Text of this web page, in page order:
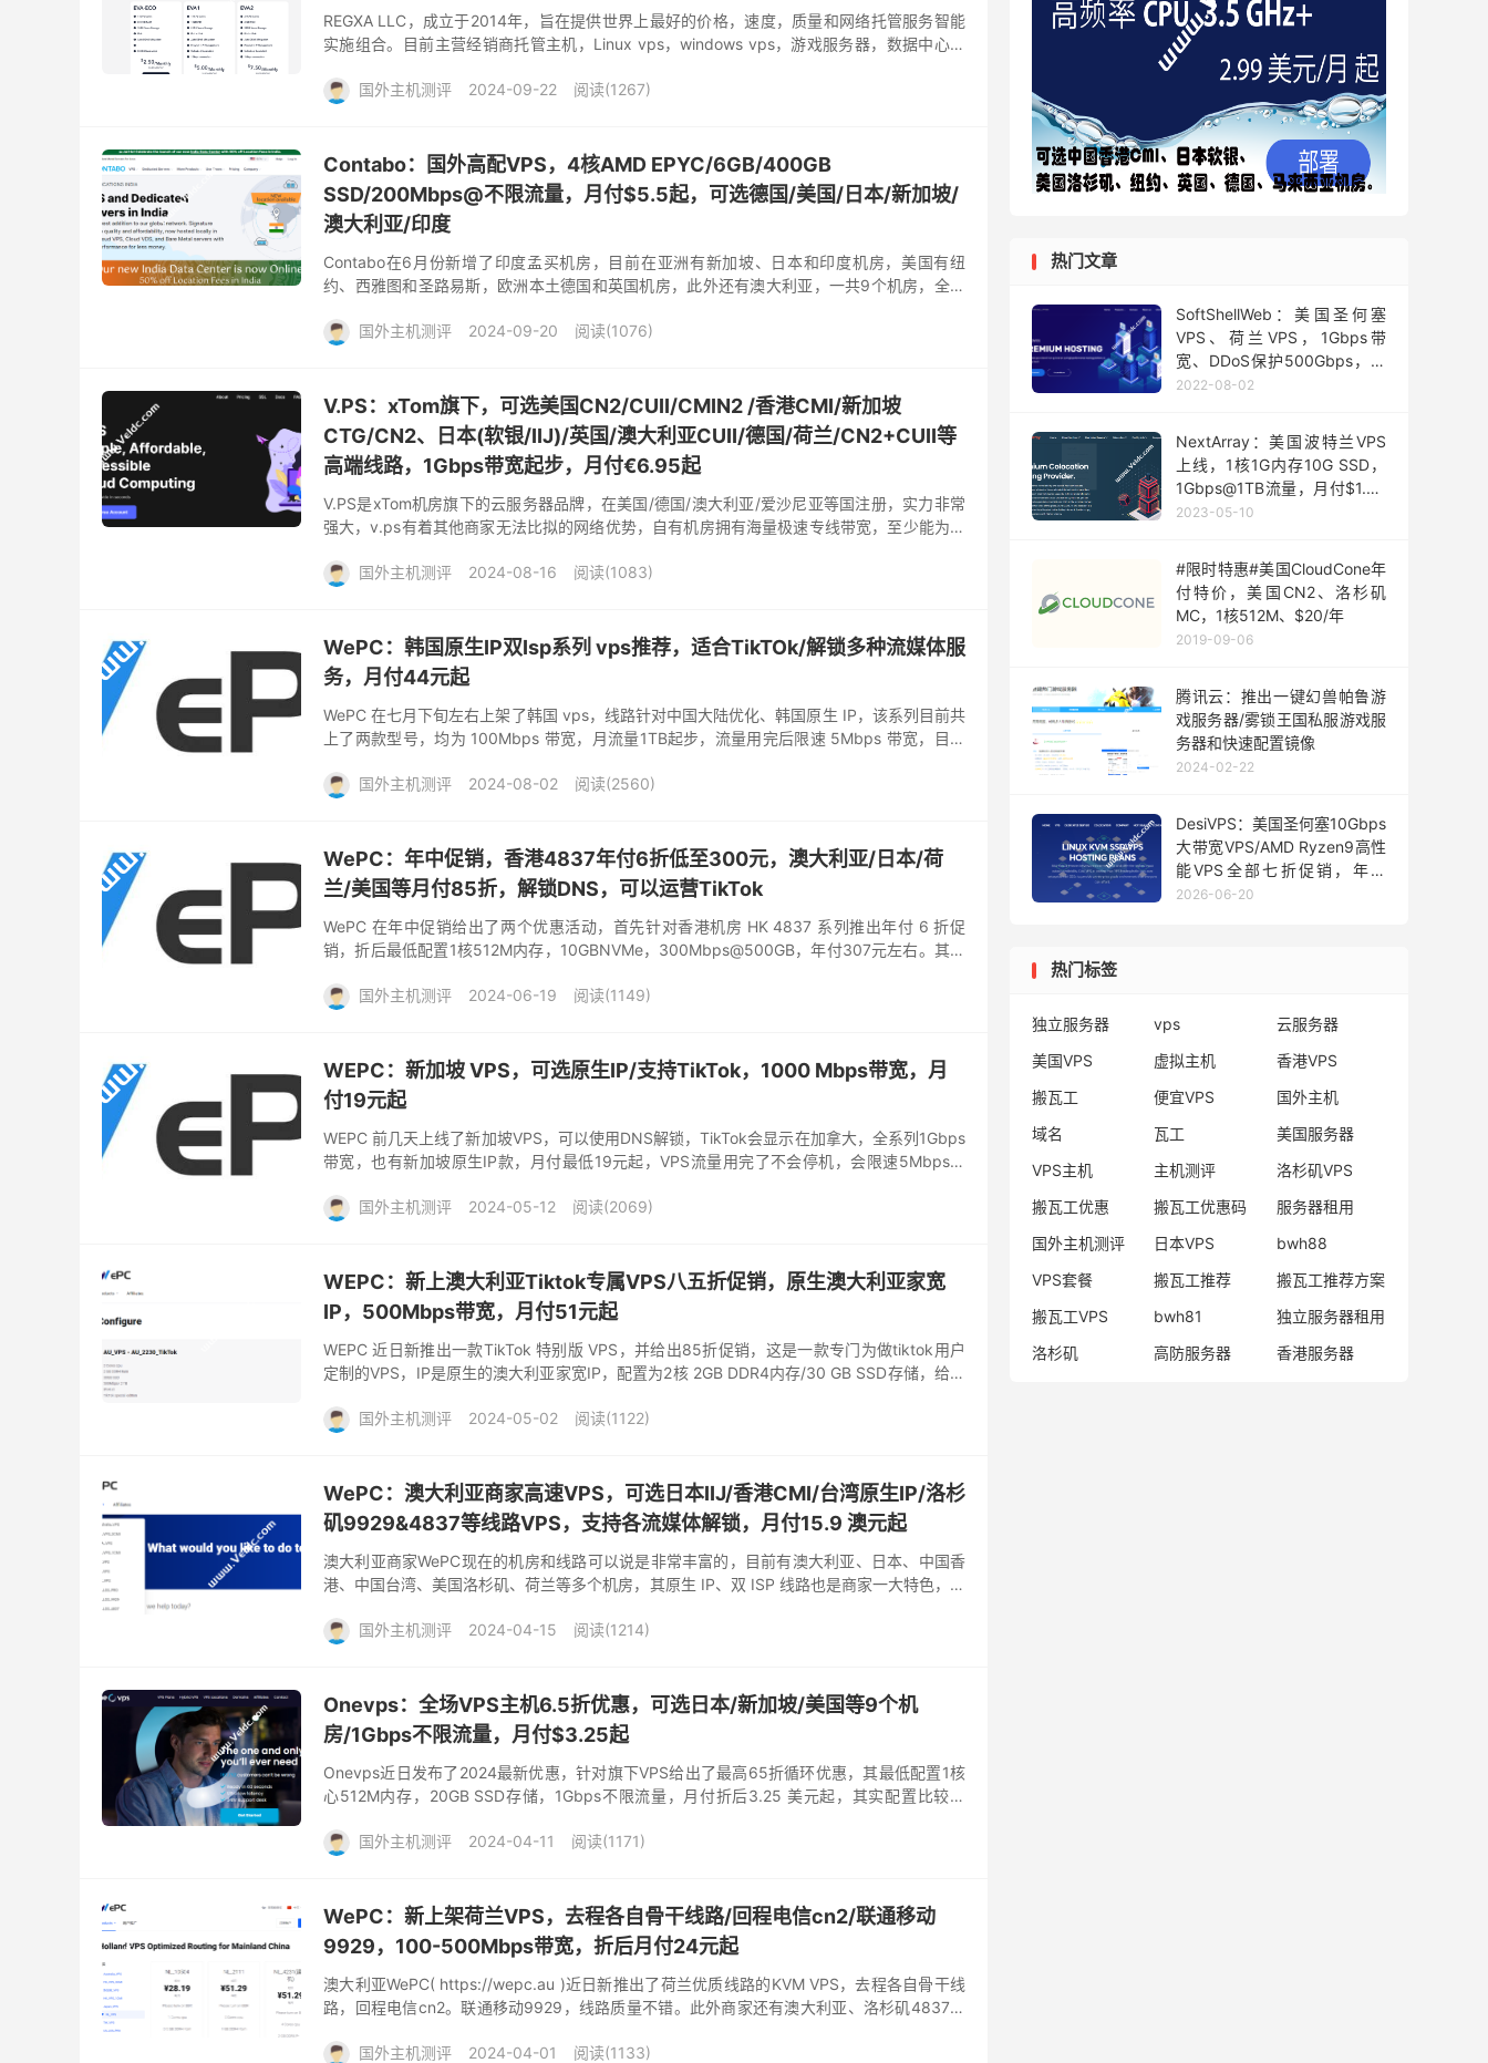
REGXA LLC，成立于2014年，旨在提供世界上最好的价格，速度，质量和网络托管服务智能
实施组合。目前主营经销商托管主机，Linux vps，windows vps，游戏服务器，数据中心有
国外主机测评
2024-09-22 阅读(1267)
Contabo：国外高配VPS，4核AMD EPYC/6GB/400GB
SSD/200Mbps@不限流量，月付$5.5起，可选德国/美国/日本/新加坡/
澳大利亚/印度
Contabo在6月份新增了印度孟买机房，目前在亚洲有新加坡、日本和印度机房，美国有纽
约、西雅图和圣路易斯，欧洲本土德国和英国机房，此外还有澳大利亚，一共9个机房，全部
国外主机测评
2024-09-20 阅读(1076)
V.PS：xTom旗下，可选美国CN2/CUII/CMIN2 /香港CMI/新加坡
CTG/CN2、日本(软银/IIJ)/英国/澳大利亚CUII/德国/荷兰/CN2+CUII等
高端线路，1Gbps带宽起步，月付€6.95起
V.PS是xTom机房旗下的云服务器品牌，在美国/德国/澳大利亚/爱沙尼亚等国注册，实力非常
强大，v.ps有着其他商家无法比拟的网络优势，自有机房拥有海量极速专线带宽，至少能为每
国外主机测评
2024-08-16 阅读(1083)
WePC：韩国原生IP双Isp系列 vps推荐，适合TikTOk/解锁多种流媒体服
务，月付44元起
WePC 在七月下旬左右上架了韩国 vps，线路针对中国大陆优化、韩国原生 IP，该系列目前共
上了两款型号，均为 100Mbps 带宽，月流量1TB起步，流量用完后限速 5Mbps 带宽，目前
国外主机测评
2024-08-02 阅读(2560)
WePC：年中促销，香港4837年付6折低至300元，澳大利亚/日本/荷
兰/美国等月付85折，解锁DNS，可以运营TikTok
WePC 在年中促销给出了两个优惠活动，首先针对香港机房 HK 4837 系列推出年付 6 折促
销，折后最低配置1核512M内存，10GBNVMe，300Mbps@500GB，年付307元左右。其余
国外主机测评
2024-06-19 阅读(1149)
WEPC：新加坡 VPS，可选原生IP/支持TikTok，1000 Mbps带宽，月
付19元起
WEPC 前几天上线了新加坡VPS，可以使用DNS解锁，TikTok会显示在加拿大，全系列1Gbps
带宽，也有新加坡原生IP款，月付最低19元起，VPS流量用完了不会停机，会限速5Mbps，
国外主机测评
2024-05-12 阅读(2069)
WEPC：新上澳大利亚Tiktok专属VPS八五折促销，原生澳大利亚家宽
IP，500Mbps带宽，月付51元起
WEPC 近日新推出一款TikTok 特别版 VPS，并给出85折促销，这是一款专门为做tiktok用户
定制的VPS，IP是原生的澳大利亚家宽IP，配置为2核 2GB DDR4内存/30 GB SSD存储，给了
国外主机测评
2024-05-02 阅读(1122)
WePC：澳大利亚商家高速VPS，可选日本IIJ/香港CMI/台湾原生IP/洛杉
矶9929&4837等线路VPS，支持各流媒体解锁，月付15.9 澳元起
澳大利亚商家WePC现在的机房和线路可以说是非常丰富的，目前有澳大利亚、日本、中国香
港、中国台湾、美国洛杉矶、荷兰等多个机房，其原生 IP、双 ISP 线路也是商家一大特色，旗
国外主机测评
2024-04-15 阅读(1214)
Onevps：全场VPS主机6.5折优惠，可选日本/新加坡/美国等9个机
房/1Gbps不限流量，月付$3.25起
Onevps近日发布了2024最新优惠，针对旗下VPS给出了最高65折循环优惠，其最低配置1核
心512M内存，20GB SSD存储，1Gbps不限流量，月付折后3.25 美元起，其实配置比较一
国外主机测评
2024-04-11 阅读(1171)
WePC：新上架荷兰VPS，去程各自骨干线路/回程电信cn2/联通移动
9929，100-500Mbps带宽，折后月付24元起
澳大利亚WePC( https://wepc.au )近日新推出了荷兰优质线路的KVM VPS，去程各自骨干线
路，回程电信cn2。联通移动9929，线路质量不错。此外商家还有澳大利亚、洛杉矶4837、
国外主机测评
2024-04-01 阅读(1133)
热门文章
SoftShellWeb：美国圣何塞
VPS、荷兰VPS，1Gbps带
宽、DDoS保护500Gbps，月
付$3起
2022-08-02
NextArray：美国波特兰VPS
上线，1核1G内存10G SSD，
1Gbps@1TB流量，月付$1.99
起
2023-05-10
#限时特惠#美国CloudCone年
付特价，美国CN2、洛杉矶
MC，1核512M、$20/年
2019-09-06
腾讯云：推出一键幻兽帕鲁游
戏服务器/雾锁王国私服游戏服
务器和快速配置镜像
2024-02-22
DesiVPS：美国圣何塞10Gbps
大带宽VPS/AMD Ryzen9高性
能VPS全部七折促销，年付
$11.9起
2026-06-20
热门标签
独立服务器 vps
云服务器
美国VPS
虚拟主机
香港VPS
搬瓦工
便宜VPS
国外主机
域名
瓦工
美国服务器
VPS主机
主机测评
洛杉矶VPS
搬瓦工优惠
搬瓦工优惠码
服务器租用
国外主机测评
日本VPS
bwh88
VPS套餐
搬瓦工推荐
搬瓦工推荐方案
搬瓦工VPS
bwh81
独立服务器租用
洛杉矶
高防服务器 香港服务器